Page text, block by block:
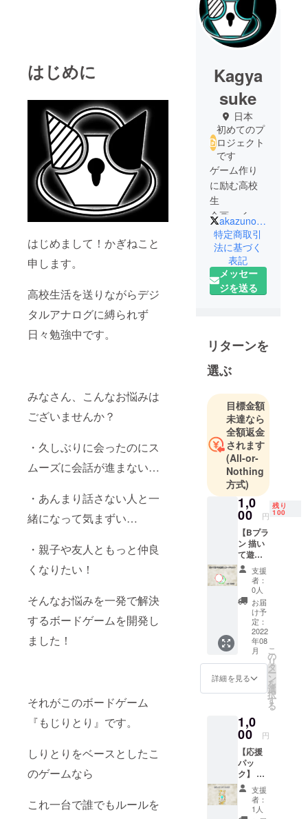
はじめに
はじめまして！かぎねこと
申します。
高校生活を送りながらデジ
タルアナログに縛られず
日々勉強中です。
みなさん、こんなお悩みは
ございませんか？
・久しぶりに会ったのにス
ムーズに会話が進まない…
・あんまり話さない人と一
緒になって気まずい…
・親子や友人ともっと仲良
くなりたい！
そんなお悩みを一発で解決
するボードゲームを開発し
ました！
それがこのボードゲーム
『もじりとり』です。
しりとりをベースとしたこ
のゲームなら
これ一台で誰でもルールを
Kagya
suke
日本
初めてのプ
ロジェクト
です
ゲーム作り
に励む高校
生
企画、イラ
スト、プロ
グラミング
等を勉強
中！
akazunoneko_2
特定商取引
法に基づく
表記
メッセー
ジを送る
リターンを
選ぶ
目標金額
未達なら
全額返金
されます
(All-or-
Nothing
方式)
1,0
00 円
残り
100
【Bプラ
ン 描い
て遊べ
る無記
入カー
ドセッ
ト※送料
込み】
イラス
トが無
記入の
赤、
青、緑
が各6枚
入った
セット
カード
の白い
部分に
イラス
トを描
いて他
のカー
ドに混
ぜて遊
支援
者：
0人
お届
け予
定：
2022
年08
月
詳細を見る
こ
の
リ
タ
ー
ン
を
選
択
す
る
1,0
00 円
【応援
パッ
ク】 も
じりと
りを応
援した
支援
者：
1人